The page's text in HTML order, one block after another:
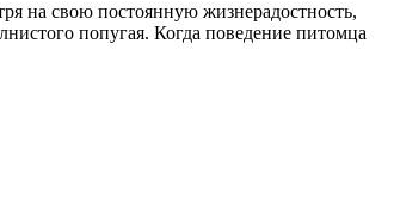
на свою постоянную жизнерадостность,
попугая. Когда поведение питомца